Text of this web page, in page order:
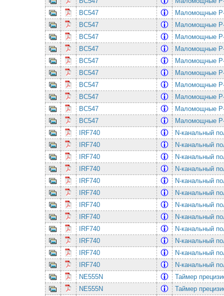
BC547
Маломощные
BC547
Маломощные
BC547
Маломощные
BC547
Маломощные
BC547
Маломощные
BC547
Маломощные
BC547
Маломощные
BC547
Маломощные
BC547
Маломощные
BC547
Маломощные
IRF740
N-канальный
IRF740
N-канальный
IRF740
N-канальный
IRF740
N-канальный
IRF740
N-канальный
IRF740
N-канальный
IRF740
N-канальный
IRF740
N-канальный
IRF740
N-канальный
IRF740
N-канальный
IRF740
N-канальный
IRF740
N-канальный
NE555N
Таймеp
NE555N
Таймеp